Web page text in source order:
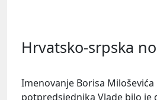
Hrvatsko-srpska
Imenovanje Borisa Miloševića
potpredsjednika Vlade bilo je